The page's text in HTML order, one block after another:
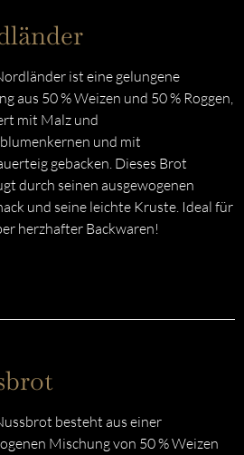
ist eine gelungene
aus 50 % Weizen und 50 % Roggen,
mit Malz und
und mit
gebacken. Dieses Brot
durch seinen ausgewogenen
und seine leichte Kruste. Ideal für
herzhafter Backwaren!
besteht aus einer
Mischung von 50 % Weizen